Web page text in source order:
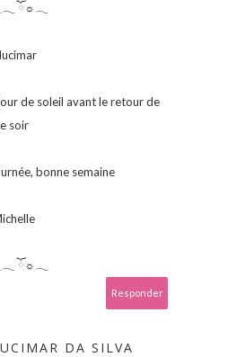
ོ☼𓂃
de soleil avant le retour de
soir
bonne semaine
ོ☼𓂃
Responder
DA SILVA